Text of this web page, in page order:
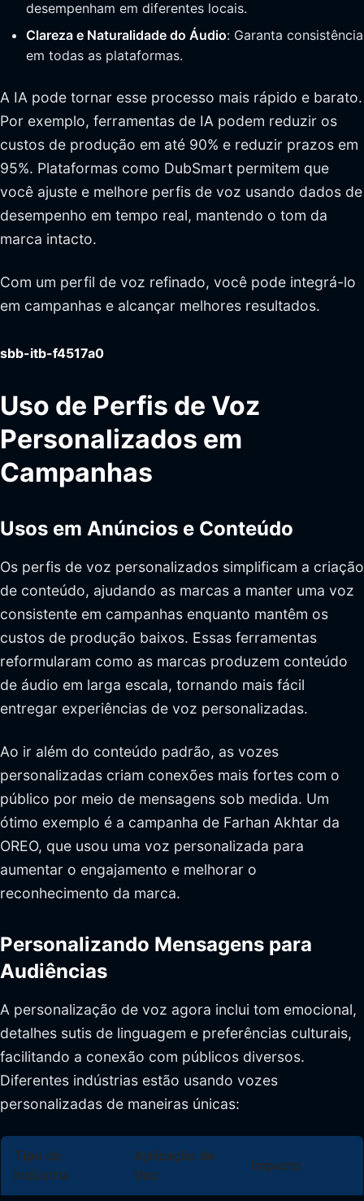
desempenham em diferentes locais.
Clareza e Naturalidade do Áudio: Garanta consistência
em todas as plataformas.
A IA pode tornar esse processo mais rápido e barato.
Por exemplo, ferramentas de IA podem reduzir os
custos de produção em até 90% e reduzir prazos em
95%. Plataformas como DubSmart permitem que
você ajuste e melhore perfis de voz usando dados de
desempenho em tempo real, mantendo o tom da
marca intacto.
Com um perfil de voz refinado, você pode integrá-lo
em campanhas e alcançar melhores resultados.
sbb-itb-f4517a0
Uso de Perfis de Voz
Personalizados em
Campanhas
Usos em Anúncios e Conteúdo
Os perfis de voz personalizados simplificam a criação
de conteúdo, ajudando as marcas a manter uma voz
consistente em campanhas enquanto mantêm os
custos de produção baixos. Essas ferramentas
reformularam como as marcas produzem conteúdo
de áudio em larga escala, tornando mais fácil
entregar experiências de voz personalizadas.
Ao ir além do conteúdo padrão, as vozes
personalizadas criam conexões mais fortes com o
público por meio de mensagens sob medida. Um
ótimo exemplo é a campanha de Farhan Akhtar da
OREO, que usou uma voz personalizada para
aumentar o engajamento e melhorar o
reconhecimento da marca.
Personalizando Mensagens para
Audiências
A personalização de voz agora inclui tom emocional,
detalhes sutis de linguagem e preferências culturais,
facilitando a conexão com públicos diversos.
Diferentes indústrias estão usando vozes
personalizadas de maneiras únicas:
Tipo de
Indústria
Aplicação de
Voz
Impacto